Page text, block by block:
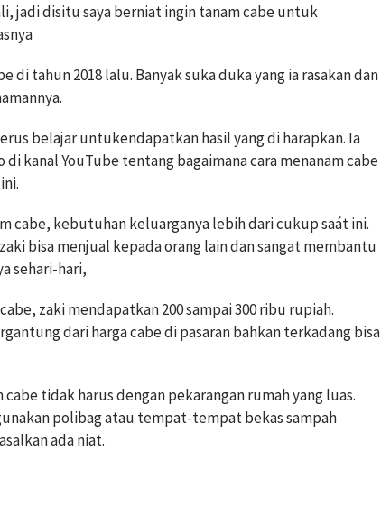
jadi disitu saya berniat ingin tanam cabe untuk
di tahun 2018 lalu. Banyak suka duka yang ia rasakan dan
belajar untukendapatkan hasil yang di harapkan. Ia
kanal YouTube tentang bagaimana cara menanam cabe
cabe, kebutuhan keluarganya lebih dari cukup saát ini.
bisa menjual kepada orang lain dan sangat membantu
sehari-hari,
zaki mendapatkan 200 sampai 300 ribu rupiah.
dari harga cabe di pasaran bahkan terkadang bisa
tidak harus dengan pekarangan rumah yang luas.
polibag atau tempat-tempat bekas sampah
ada niat.